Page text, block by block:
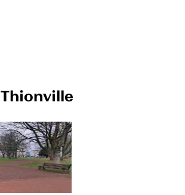
Thionville